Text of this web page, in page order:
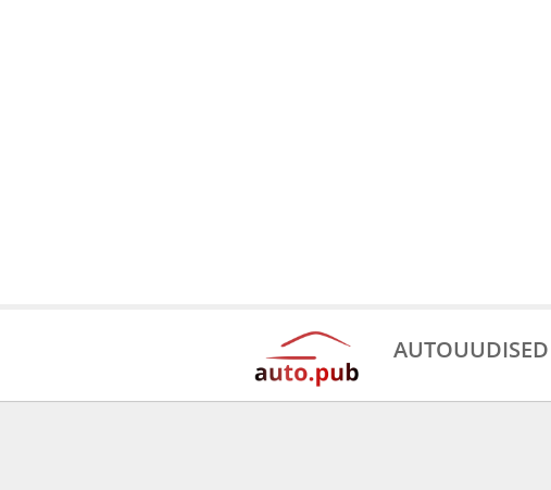
AUTOUUDISED